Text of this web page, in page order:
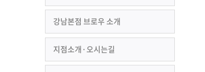
강남본점 브로우 소개
지점소개·오시는길